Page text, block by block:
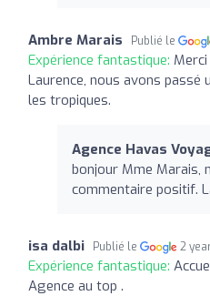
Ambre Marais Publié le
Expérience fantastique:
Laurence, nous avons
les tropiques.
Agence Havas
bonjour Mme Marais,
commentaire positif.
isa dalbi Publié le 2
Expérience fantastique:
Agence au top .